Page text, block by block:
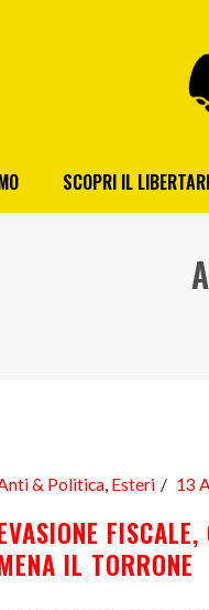
SCOPRI IL
& Politica, Esteri 13
IL TORRONE